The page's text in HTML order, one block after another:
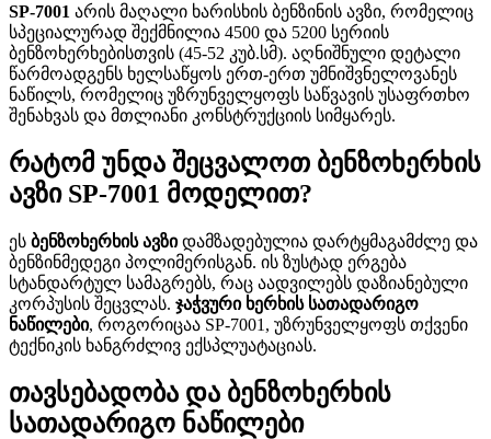
SP-7001 არის მაღალი ხარისხის ბენზინის ავზი, რომელიც
სპეციალურად შექმნილია 4500 და 5200 სერიის
ბენზოხერხებისთვის (45-52 კუბ.სმ). აღნიშნული დეტალი
წარმოადგენს ხელსაწყოს ერთ-ერთ უმნიშვნელოვანეს
ნაწილს, რომელიც უზრუნველყოფს საწვავის უსაფრთხო
შენახვას და მთლიანი კონსტრუქციის სიმყარეს.
რატომ უნდა შეცვალოთ ბენზოხერხის
ავზი SP-7001 მოდელით?
ეს ბენზოხერხის ავზიდამზადებულია დარტყმაგამძლე და
ბენზინმედეგი პოლიმერისგან. ის ზუსტად ერგება
სტანდარტულ სამაგრებს, რაც აადვილებს დაზიანებული
კორპუსის შეცვლას. ჯაჭვური ხერხის სათადარიგო
ნაწილები, როგორიცაა SP-7001, უზრუნველყოფს თქვენი
ტექნიკის ხანგრძლივ ექსპლუატაციას.
თავსებადობა და ბენზოხერხის
სათადარიგო ნაწილები